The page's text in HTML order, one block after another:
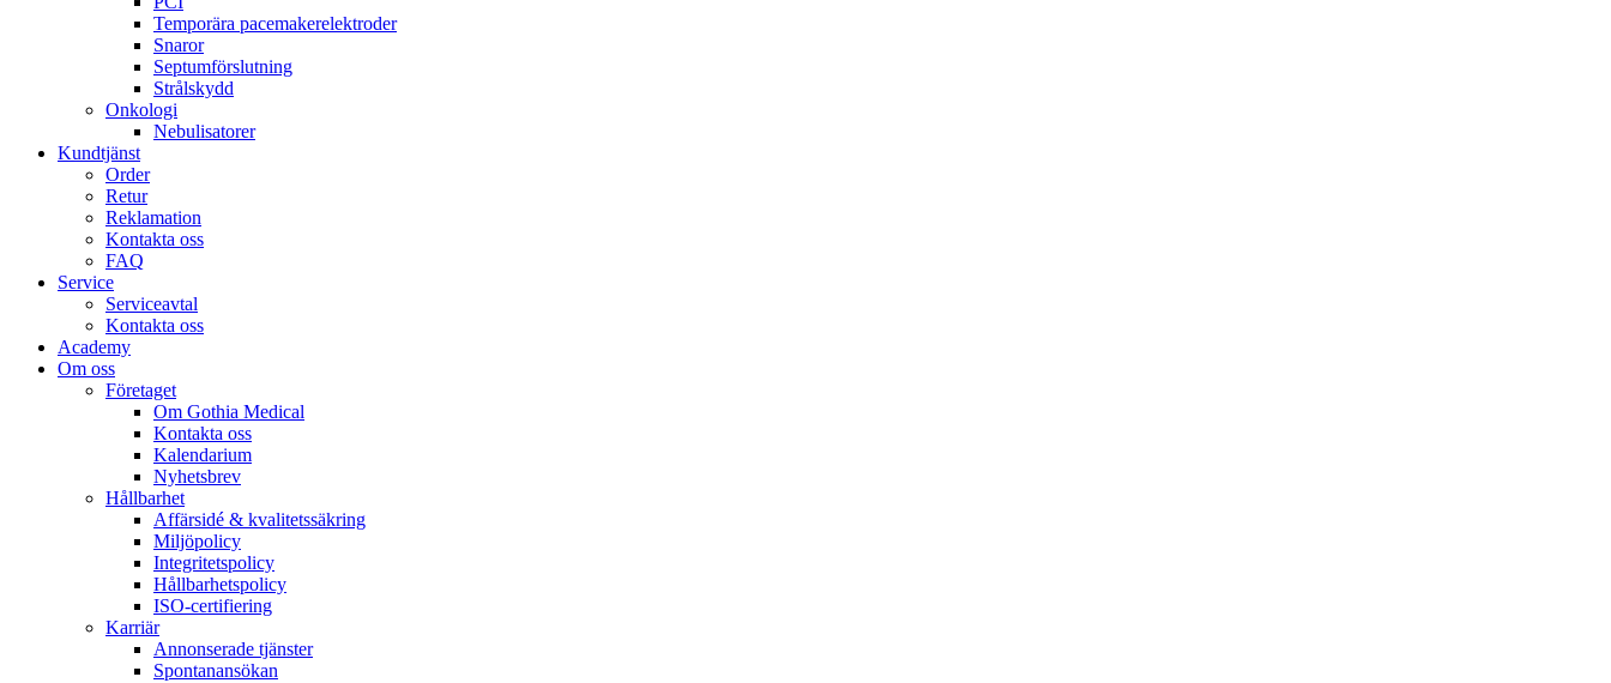
Temporära pacemakerelektroder
Snaror
Septumförslutning
Strålskydd
Onkologi
Nebulisatorer
Kundtjänst
Order
Retur
Reklamation
Kontakta oss
FAQ
Service
Serviceavtal
Kontakta oss
Academy
Om oss
Företaget
Om Gothia Medical
Kontakta oss
Kalendarium
Nyhetsbrev
Hållbarhet
Affärsidé & kvalitetssäkring
Miljöpolicy
Integritetspolicy
Hållbarhetspolicy
ISO-certifiering
Karriär
Annonserade tjänster
Spontanansökan